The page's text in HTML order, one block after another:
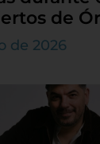
de
de 2026